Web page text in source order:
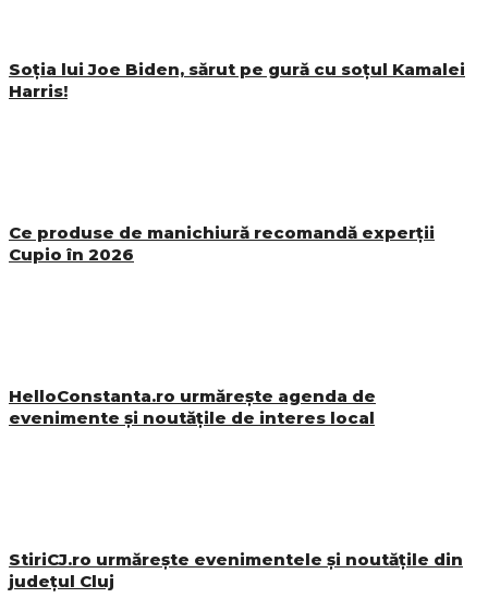
Soția lui Joe Biden, sărut pe gură cu soțul Kamalei
Harris!
Ce produse de manichiură recomandă experții
Cupio în 2026
HelloConstanta.ro urmărește agenda de
evenimente și noutățile de interes local
StiriCJ.ro urmărește evenimentele și noutățile din
județul Cluj